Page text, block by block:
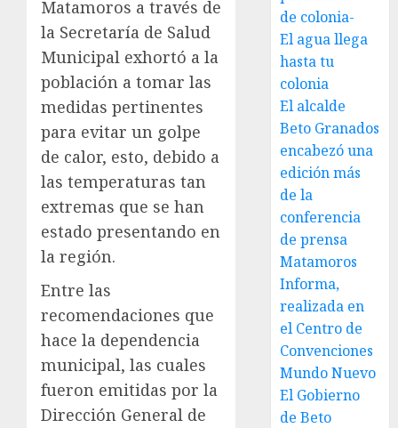
Matamoros a través de
la Secretaría de Salud
Municipal exhortó a la
población a tomar las
medidas pertinentes
para evitar un golpe
de calor, esto, debido a
las temperaturas tan
extremas que se han
estado presentando en
la región.
Entre las
recomendaciones que
hace la dependencia
municipal, las cuales
fueron emitidas por la
Dirección General de
de colonia-
El agua llega
hasta tu
colonia
El alcalde
Beto Granados
encabezó una
edición más
de la
conferencia
de prensa
Matamoros
Informa,
realizada en
el Centro de
Convenciones
Mundo Nuevo
El Gobierno
de Beto